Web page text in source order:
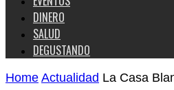
DINERO
SALUD
DEGUSTANDO
Home Actualidad La Casa